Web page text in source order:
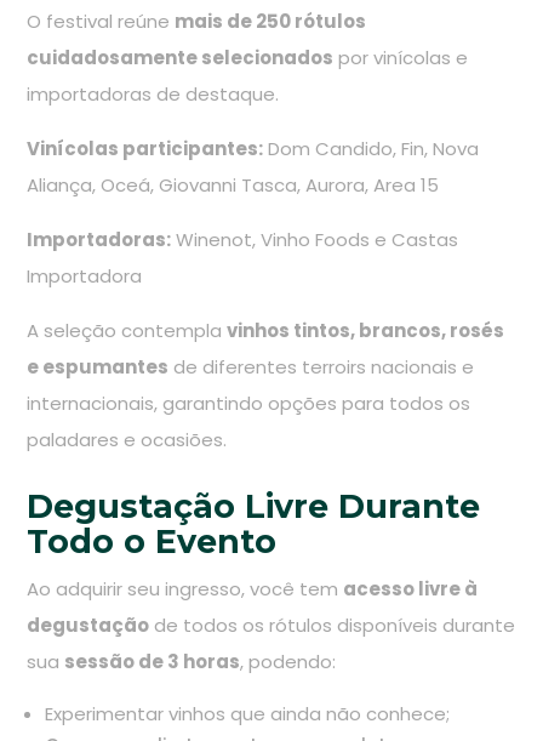
O festival reúne mais de 250 rótulos
cuidadosamente selecionados por vinícolas e
importadoras de destaque.
Vinícolas participantes:Dom Candido, Fin, Nova
Aliança, Oceá, Giovanni Tasca, Aurora, Area 15
Importadoras:Winenot, Vinho Foods e Castas
Importadora
A seleção contemplavinhos tintos, brancos, rosés
e espumantes de diferentes terroirs nacionais e
internacionais, garantindo opções para todos os
paladares e ocasiões.
Degustação Livre Durante
Todo o Evento
Ao adquirir seu ingresso, você tem acesso livre à
degustação de todos os rótulos disponíveis durante
sua sessão de 3 horas, podendo:
Experimentar vinhos que ainda não conhece;